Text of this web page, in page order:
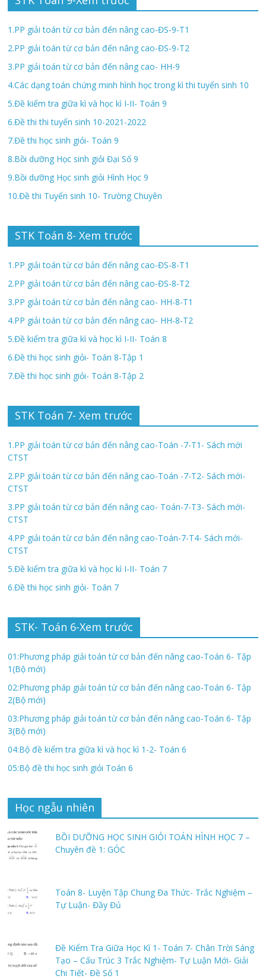
1.PP giải toán từ cơ bản đến nâng cao-ĐS-9-T1
2.PP giải toán từ cơ bản đến nâng cao-ĐS-9-T2
3.PP giải toán từ cơ bản đến nâng cao- HH-9
4.Các dạng toán chứng minh hình học trong kì thi tuyển sinh 10
5.Đề kiểm tra giữa kì và học kì I-II- Toán 9
6.Đề thi thi tuyển sinh 10-2021-2022
7.Đề thi học sinh giỏi- Toán 9
8.Bồi dưỡng Học sinh giỏi Đại Số 9
9.Bồi dưỡng Học sinh giỏi Hình Học 9
10.Đề thi Tuyển sinh 10- Trường Chuyên
STK Toán 8- Xem trước
1.PP giải toán từ cơ bản đến nâng cao-ĐS-8-T1
2.PP giải toán từ cơ bản đến nâng cao-ĐS-8-T2
3.PP giải toán từ cơ bản đến nâng cao- HH-8-T1
4.PP giải toán từ cơ bản đến nâng cao- HH-8-T2
5.Đề kiểm tra giữa kì và học kì I-II- Toán 8
6.Đề thi học sinh giỏi- Toán 8-Tập 1
7.Đề thi học sinh giỏi- Toán 8-Tập 2
STK Toán 7- Xem trước
1.PP giải toán từ cơ bản đến nâng cao-Toán -7-T1- Sách mới
CTST
2.PP giải toán từ cơ bản đến nâng cao-Toán -7-T2- Sách mới-
CTST
3.PP giải toán từ cơ bản đến nâng cao- Toán-7-T3- Sách mới-
CTST
4.PP giải toán từ cơ bản đến nâng cao-Toán-7-T4- Sách mới-
CTST
5.Đề kiểm tra giữa kì và học kì I-II- Toán 7
6.Đề thi học sinh giỏi- Toán 7
STK- Toán 6-Xem trước
01:Phương pháp giải toán từ cơ bản đến nâng cao-Toán 6- Tập
1(Bộ mới)
02:Phương pháp giải toán từ cơ bản đến nâng cao-Toán 6- Tập
2(Bộ mới)
03:Phương pháp giải toán từ cơ bản đến nâng cao-Toán 6- Tập
3(Bộ mới)
04:Bộ đề kiểm tra giữa kì và học kì 1-2- Toán 6
05:Bộ đề thi học sinh giỏi Toán 6
Học ngẫu nhiên
BỒI DƯỠNG HỌC SINH GIỎI TOÁN HÌNH HỌC 7 –
Chuyên đề 1: GÓC
Toán 8- Luyện Tập Chung Đa Thức- Trắc Nghiệm –
Tự Luận- Đầy Đủ
Đề Kiểm Tra Giữa Học Kì 1- Toán 7- Chân Trời Sáng
Tạo – Cấu Trúc 3 Trắc Nghiệm- Tự Luận Mới- Giải
Chi Tiết- Đề Số 1